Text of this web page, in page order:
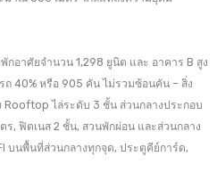
อาศัยจำนวน 1,298 ยูนิต และ อาคาร B สูง
40% หรือ 905 คัน ไม่รวมซ้อนคัน – สิ่ง
ไล่ระดับ 3 ชั้น ส่วนกลางประกอบ
ร, ฟิตเนส 2 ชั้น, สวนพักผ่อน และส่วนกลาง
บนพื้นที่ส่วนกลางทุกจุด, ประตูคีย์การ์ด,